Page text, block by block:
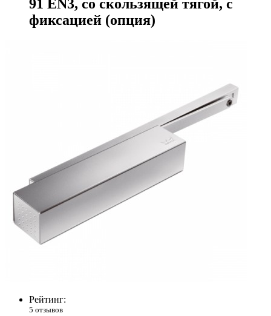
91 EN3, со скользящей тягой, с
фиксацией (опция)
Рейтинг:
5 отзывов